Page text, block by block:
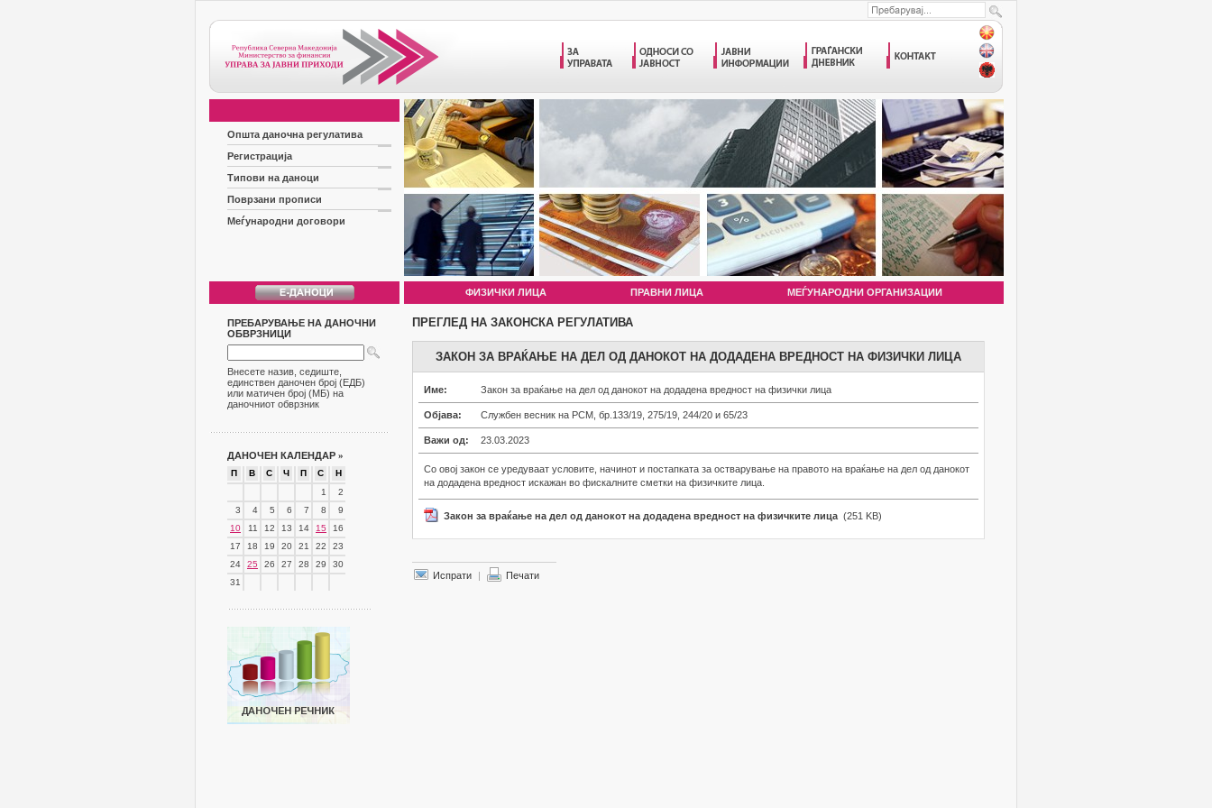
Општа даночна регулатива
Регистрација
Типови на даноци
Поврзани прописи
Меѓународни договори
ФИЗИЧКИ ЛИЦА ПРАВНИ ЛИЦА МЕЃУНАРОДНИ ОРГАНИЗАЦИИ
ПРЕБАРУВАЊЕ НА ДАНОЧНИ
ОБВРЗНИЦИ
Внесете назив, седиште,
единствен даночен број (ЕДБ)
или матичен број (МБ) на
даночниот обврзник
ДАНОЧЕН КАЛЕНДАР »
П В С Ч П С
Н
1
2
3
4 5 6 7 8
9
10
11 12 13 14 15
16
17
18 19 20 21 22
23
24
25 26 27 28 29
30
31
ПРЕГЛЕД НА ЗАКОНСКА РЕГУЛАТИВА
ЗАКОН ЗА ВРАЌАЊЕ НА ДЕЛ ОД ДАНОКОТ НА ДОДАДЕНА ВРЕДНОСТ НА ФИЗИЧКИ ЛИЦА
Име: Закон за враќање на дел од данокот на додадена вредност на физички лица
Објава: Службен весник на РСМ, бр.133/19, 275/19, 244/20 и 65/23
Важи од: 23.03.2023
Со овој закон се уредуваат условите, начинот и постапката за остварување на правото на враќање на дел од данокот
на додадена вредност искажан во фискалните сметки на физичките лица.
Закон за враќање на дел од данокот на додадена вредност на физичките лица (251 KB)
Испрати | Печати